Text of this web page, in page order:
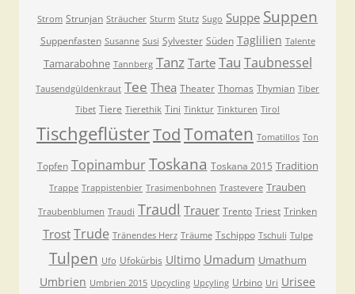
Strom Strunjan Sträucher Sturm Stutz Sugo Suppe Suppen
Suppenfasten Susanne Susi Sylvester Süden Taglilien Talente
Tamarabohne Tannberg Tanz Tarte Tau Taubnessel
Tausendgüldenkraut Tee Thea Theater Thomas Thymian Tiber
Tibet Tiere Tierethik Tini Tinktur Tinkturen Tirol
TischgeflüsterTodTomaten Tomatillos Ton
Topfen Topinambur Toskana Toskana 2015 Tradition
Trappe Trappistenbier Trasimenbohnen Trastevere Trauben
Traubenblumen Traudi Traudl Trauer Trento Triest Trinken
Trost Trude Tränendes Herz Träume Tschippo Tschuli Tulpe
Tulpen Ufo Ufokürbis Ultimo Umadum Umathum
Umbrien Umbrien 2015 Upcycling Upcyling Urbino Uri Urisee